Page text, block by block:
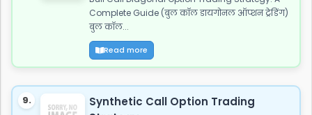
Complete Guide (बुल कॉल डायगोनल ऑप्शन ट्रेडिंग)
बुल कॉल...
Read more
9.
Synthetic Call Option Trading